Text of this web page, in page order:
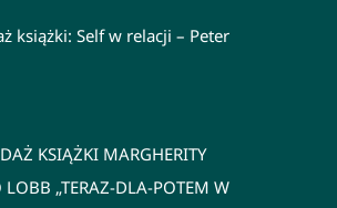
książki: Self w relacji – Peter
KSIĄŻKI MARGHERITY
LOBB „TERAZ-DLA-POTEM W